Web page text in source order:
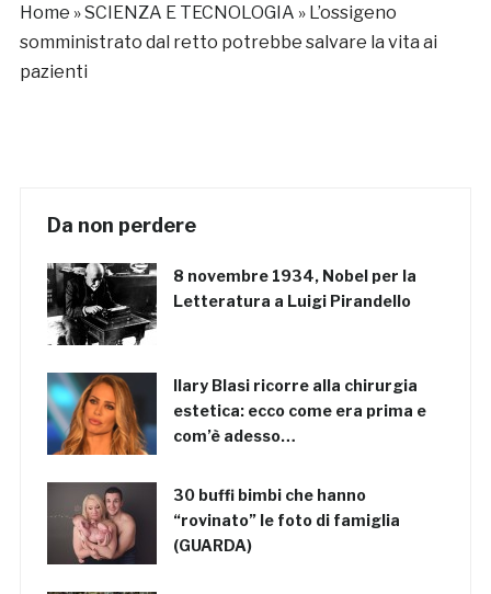
Home »SCIENZA E TECNOLOGIA » L’ossigeno
somministrato dal retto potrebbe salvare la vita ai
pazienti
Da non perdere
8 novembre 1934, Nobel per la
Letteratura a Luigi Pirandello
Ilary Blasi ricorre alla chirurgia
estetica: ecco come era prima e
com’è adesso…
30 buffi bimbi che hanno
“rovinato” le foto di famiglia
(GUARDA)